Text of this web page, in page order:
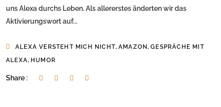
uns Alexa durchs Leben. Als allererstes änderten wir das
Aktivierungswort auf...
ALEXA VERSTEHT MICH NICHT, AMAZON,GESPRÄCHE MIT
ALEXA, HUMOR
Share :